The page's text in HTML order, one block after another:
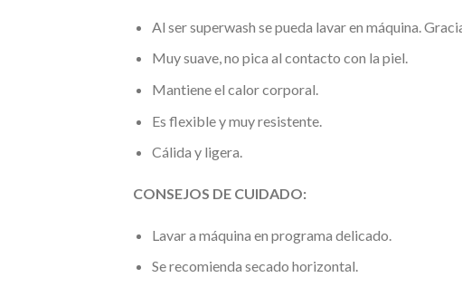
Al ser superwash se pueda lavar en máquina.
Muy suave, no pica al contacto con la piel.
Mantiene el calor corporal.
Es flexible y muy resistente.
Cálida y ligera.
CONSEJOS DE CUIDADO:
Lavar a máquina en programa delicado.
Se recomienda secado horizontal.